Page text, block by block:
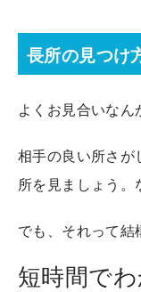
長所の見つけ
よくお見合いなん
相手の良い所さ
所を見ましょう。
でも、それって結
短時間で